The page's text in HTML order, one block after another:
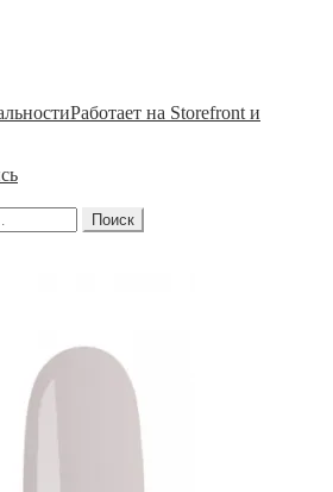
Работает на Storefront и
Поиск